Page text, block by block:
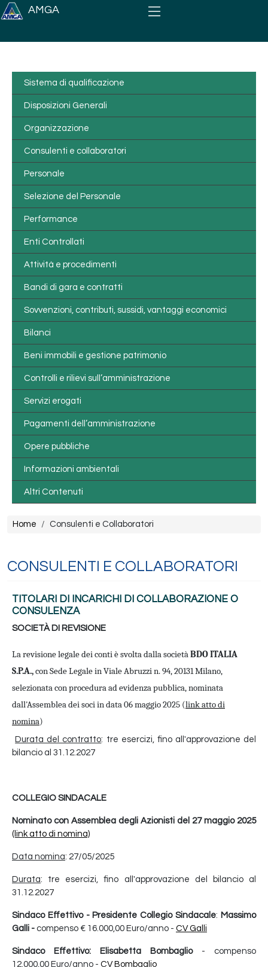
Salta al contenuto principale
AMGA
Sistema di qualificazione
Disposizioni Generali
Organizzazione
Consulenti e collaboratori
Personale
Selezione del Personale
Performance
Enti Controllati
Attività e procedimenti
Bandi di gara e contratti
Sovvenzioni, contributi, sussidi, vantaggi economici
Bilanci
Beni immobili e gestione patrimonio
Controlli e rilievi sull’amministrazione
Servizi erogati
Pagamenti dell’amministrazione
Opere pubbliche
Informazioni ambientali
Altri Contenuti
Briciole di pane
Home Consulenti e Collaboratori
CONSULENTI E COLLABORATORI
TITOLARI DI INCARICHI DI COLLABORAZIONE O
CONSULENZA
SOCIETÀ DI REVISIONE
La revisione legale dei conti è svolta dalla societàBDO ITALIA
S.P.A.,con Sede Legale in Viale Abruzzi n. 94, 20131 Milano,
selezionata con procedura ad evidenza pubblica, nominata
dall'Assemblea dei soci in data 06 maggio 2025 (link atto di
nomina)
Durata del contratto: tre esercizi, fino all'approvazione del
bilancio al 31.12.2027
COLLEGIO SINDACALE
Nominato con Assemblea degli Azionisti del 27 maggio 2025
(link atto di nomina)
Data nomina: 27/05/2025
Durata: tre esercizi, fino all'approvazione del bilancio al
31.12.2027
Sindaco Effettivo - Presidente Collegio Sindacale: Massimo
Galli - compenso € 16.000,00 Euro/anno - CV Galli
Sindaco Effettivo: Elisabetta Bombaglio- compenso
12.000,00 Euro/anno - CV Bombaglio